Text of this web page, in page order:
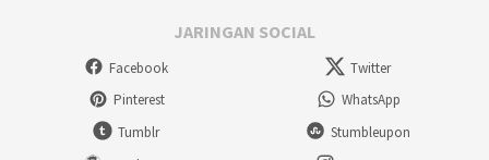
JARINGAN SOCIAL
Facebook
Twitter
Pinterest
WhatsApp
Tumblr
Stumbleupon